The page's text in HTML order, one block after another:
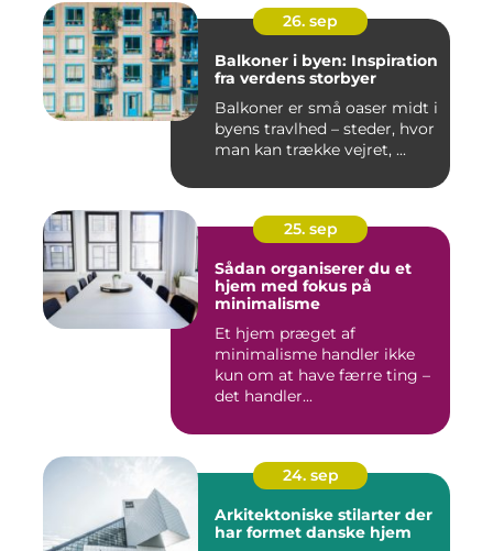
26. sep
Balkoner i byen: Inspiration
fra verdens storbyer
Balkoner er små oaser midt i
byens travlhed – steder, hvor
man kan trække vejret, ...
25. sep
Sådan organiserer du et
hjem med fokus på
minimalisme
Et hjem præget af
minimalisme handler ikke
kun om at have færre ting –
det handler...
24. sep
Arkitektoniske stilarter der
har formet danske hjem